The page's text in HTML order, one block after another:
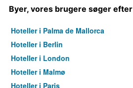
Byer, vores brugere søger efter
Hoteller i Palma de Mallorca
Hoteller i Berlin
Hoteller i London
Hoteller i Malmø
Hoteller i Paris